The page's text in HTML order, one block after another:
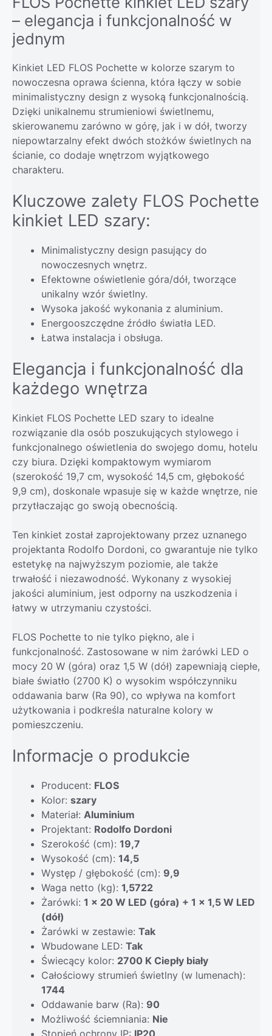
– elegancja i funkcjonalność w
jednym
Kinkiet LED FLOS Pochette w kolorze szarym to
nowoczesna oprawa ścienna, która łączy w sobie
minimalistyczny design z wysoką funkcjonalnością.
Dzięki unikalnemu strumieniowi świetlnemu,
skierowanemu zarówno w górę, jak i w dół, tworzy
niepowtarzalny efekt dwóch stożków świetlnych na
ścianie, co dodaje wnętrzom wyjątkowego
charakteru.
Kluczowe zalety FLOS Pochette
kinkiet LED szary:
Minimalistyczny design pasujący do
nowoczesnych wnętrz.
Efektowne oświetlenie góra/dół, tworzące
unikalny wzór świetlny.
Wysoka jakość wykonania z aluminium.
Energooszczędne źródło światła LED.
Łatwa instalacja i obsługa.
Elegancja i funkcjonalność dla
każdego wnętrza
Kinkiet FLOS Pochette LED szary to idealne
rozwiązanie dla osób poszukujących stylowego i
funkcjonalnego oświetlenia do swojego domu, hotelu
czy biura. Dzięki kompaktowym wymiarom
(szerokość 19,7 cm, wysokość 14,5 cm, głębokość
9,9 cm), doskonale wpasuje się w każde wnętrze, nie
przytłaczając go swoją obecnością.
Ten kinkiet został zaprojektowany przez uznanego
projektanta Rodolfo Dordoni, co gwarantuje nie tylko
estetykę na najwyższym poziomie, ale także
trwałość i niezawodność. Wykonany z wysokiej
jakości aluminium, jest odporny na uszkodzenia i
łatwy w utrzymaniu czystości.
FLOS Pochette to nie tylko piękno, ale i
funkcjonalność. Zastosowane w nim żarówki LED o
mocy 20 W (góra) oraz 1,5 W (dół) zapewniają ciepłe,
białe światło (2700 K) o wysokim współczynniku
oddawania barw (Ra 90), co wpływa na komfort
użytkowania i podkreśla naturalne kolory w
pomieszczeniu.
Informacje o produkcie
Producent: FLOS
Kolor: szary
Materiał: Aluminium
Projektant: Rodolfo Dordoni
Szerokość (cm): 19,7
Wysokość (cm): 14,5
Występ / głębokość (cm): 9,9
Waga netto (kg): 1,5722
Żarówki: 1 x 20 W LED (góra) + 1 x 1,5 W LED
(dół)
Żarówki w zestawie: Tak
Wbudowane LED: Tak
Świecący kolor: 2700 K Ciepły biały
Całościowy strumień świetlny (w lumenach):
1744
Oddawanie barw (Ra): 90
Możliwość ściemniania: Nie
Stopień ochrony IP: IP20